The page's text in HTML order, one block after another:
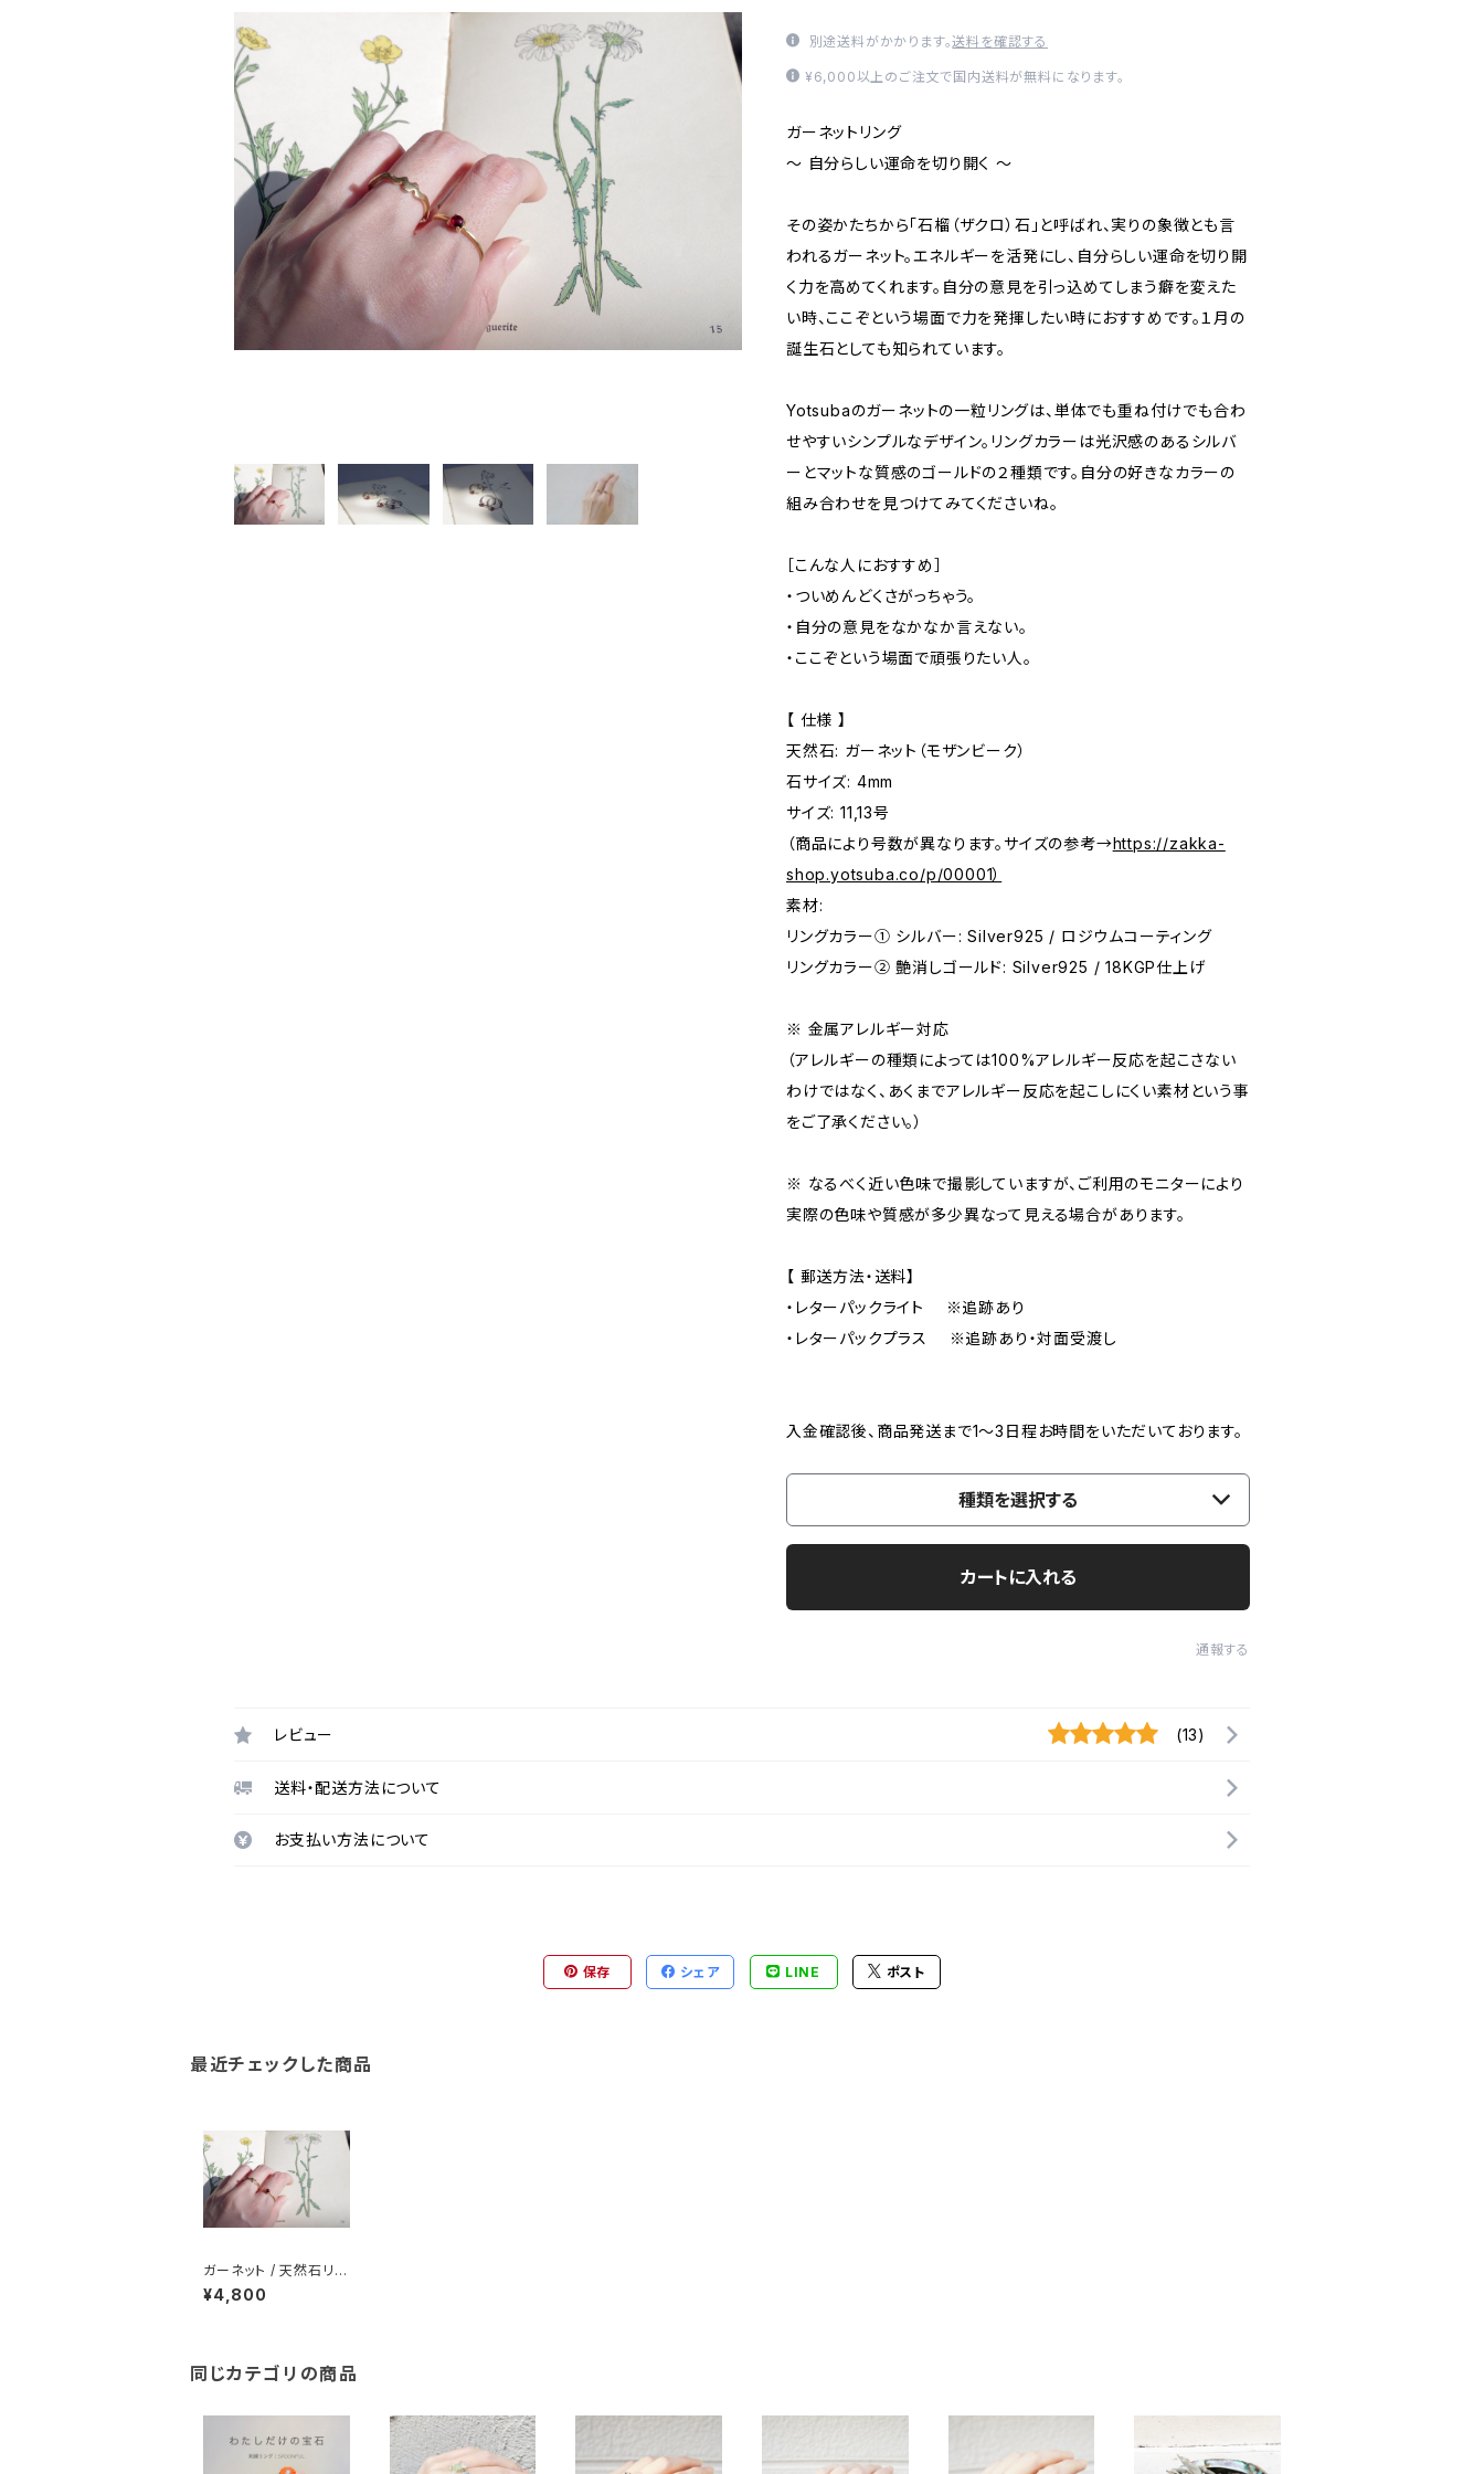
別途送料がかかります。送料を確認する
¥6,000以上のご注文で国内送料が無料になります。
ガーネットリング
〜 自分らしい運命を切り開く 〜
その姿かたちから「石榴（ザクロ）石」と呼ばれ、実りの象徴とも言
われるガーネット。エネルギーを活発にし、自分らしい運命を切り開
く力を高めてくれます。自分の意見を引っ込めてしまう癖を変えた
い時、ここぞという場面で力を発揮したい時におすすめです。１月の
誕生石としても知られています。
Yotsubaのガーネットの一粒リングは、単体でも重ね付けでも合わ
せやすいシンプルなデザイン。リングカラーは光沢感のあるシルバ
ーとマットな質感のゴールドの２種類です。自分の好きなカラーの
組み合わせを見つけてみてくださいね。
［こんな人におすすめ］
・ついめんどくさがっちゃう。
・自分の意見をなかなか言えない。
・ここぞという場面で頑張りたい人。
【 仕様 】
天然石: ガーネット（モザンビーク）
石サイズ: 4mm
サイズ: 11,13号
（商品により号数が異なります。サイズの参考→https://zakka-
shop.yotsuba.co/p/00001）
素材:
リングカラー① シルバー: Silver925 / ロジウムコーティング
リングカラー② 艶消しゴールド: Silver925 / 18KGP仕上げ
※ 金属アレルギー対応
（アレルギーの種類によっては100%アレルギー反応を起こさない
わけではなく、あくまでアレルギー反応を起こしにくい素材という事
をご了承ください。）
※ なるべく近い色味で撮影していますが、ご利用のモニターにより
実際の色味や質感が多少異なって見える場合があります。
【 郵送方法・送料】
・レターパックライト ※追跡あり
・レターパックプラス ※追跡あり・対面受渡し
入金確認後、商品発送まで1〜3日程お時間をいただいております。
種類を選択する
カートに入れる
通報する
レビュー (13)
送料・配送方法について
お支払い方法について
保存 シェア LINE ポスト
最近チェックした商品
ガーネット / 天然石リン
グ
¥4,800
同じカテゴリの商品